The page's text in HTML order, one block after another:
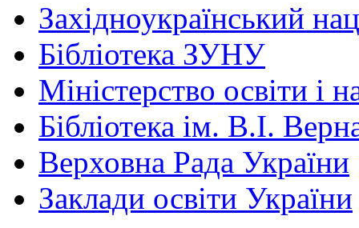
Західноукраїнський
Бібліотека ЗУНУ
Міністерство освіти і
Бібліотека ім. В.І.
Верховна Рада України
Заклади освіти України